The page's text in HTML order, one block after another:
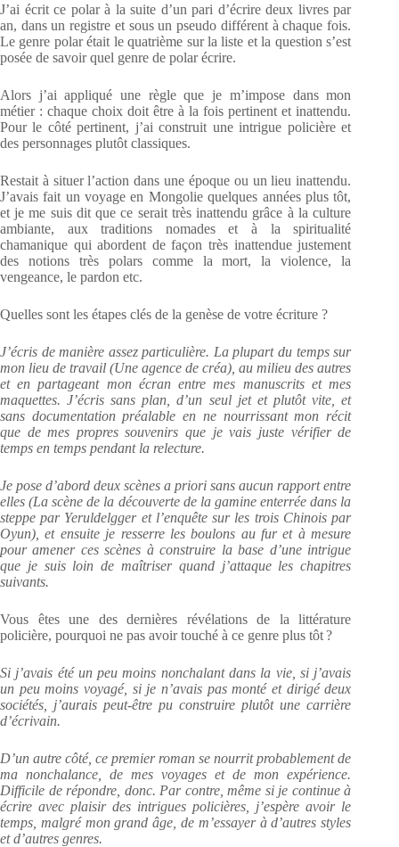
J’ai écrit ce polar à la suite d’un pari d’écrire deux livres par
an, dans un registre et sous un pseudo différent à chaque fois.
Le genre polar était le quatrième sur la liste et la question s’est
posée de savoir quel genre de polar écrire.
Alors j’ai appliqué une règle que je m’impose dans mon
métier : chaque choix doit être à la fois pertinent et inattendu.
Pour le côté pertinent, j’ai construit une intrigue policière et
des personnages plutôt classiques.
Restait à situer l’action dans une époque ou un lieu inattendu.
J’avais fait un voyage en Mongolie quelques années plus tôt,
et je me suis dit que ce serait très inattendu grâce à la culture
ambiante, aux traditions nomades et à la spiritualité
chamanique qui abordent de façon très inattendue justement
des notions très polars comme la mort, la violence, la
vengeance, le pardon etc.
Quelles sont les étapes clés de la genèse de votre écriture ?
J’écris de manière assez particulière. La plupart du temps sur
mon lieu de travail (Une agence de créa), au milieu des autres
et en partageant mon écran entre mes manuscrits et mes
maquettes. J’écris sans plan, d’un seul jet et plutôt vite, et
sans documentation préalable en ne nourrissant mon récit
que de mes propres souvenirs que je vais juste vérifier de
temps en temps pendant la relecture.
Je pose d’abord deux scènes a priori sans aucun rapport entre
elles (La scène de la découverte de la gamine enterrée dans la
steppe par Yeruldelgger et l’enquête sur les trois Chinois par
Oyun), et ensuite je resserre les boulons au fur et à mesure
pour amener ces scènes à construire la base d’une intrigue
que je suis loin de maîtriser quand j’attaque les chapitres
suivants.
Vous êtes une des dernières révélations de la littérature
policière, pourquoi ne pas avoir touché à ce genre plus tôt ?
Si j’avais été un peu moins nonchalant dans la vie, si j’avais
un peu moins voyagé, si je n’avais pas monté et dirigé deux
sociétés, j’aurais peut-être pu construire plutôt une carrière
d’écrivain.
D’un autre côté, ce premier roman se nourrit probablement de
ma nonchalance, de mes voyages et de mon expérience.
Difficile de répondre, donc. Par contre, même si je continue à
écrire avec plaisir des intrigues policières, j’espère avoir le
temps, malgré mon grand âge, de m’essayer à d’autres styles
et d’autres genres.